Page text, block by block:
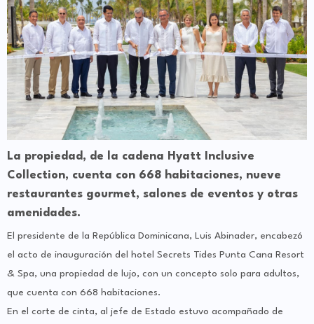
La propiedad, de la cadena Hyatt Inclusive
Collection, cuenta con 668 habitaciones, nueve
restaurantes gourmet, salones de eventos y otras
amenidades.
El presidente de la República Dominicana, Luis Abinader, encabezó
el acto de inauguración del hotel Secrets Tides Punta Cana Resort
& Spa, una propiedad de lujo, con un concepto solo para adultos,
que cuenta con 668 habitaciones.
En el corte de cinta, al jefe de Estado estuvo acompañado de